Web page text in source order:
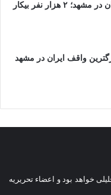
تعطیلی ۳۰۰ رستوران در مشهد؛ ۲ هزار نفر بیکار
واقف ایران در مشهد
خواهد بود و اعضاء تحریریه